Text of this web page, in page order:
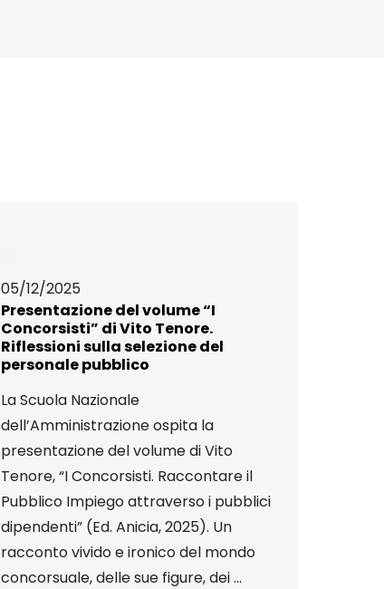
05/12/2025
Presentazione del volume “I
Concorsisti” di Vito Tenore.
Riflessioni sulla selezione del
personale pubblico
La Scuola Nazionale
dell’Amministrazione ospita la
presentazione del volume di Vito
Tenore, “I Concorsisti. Raccontare il
Pubblico Impiego attraverso i pubblici
dipendenti” (Ed. Anicia, 2025). Un
racconto vivido e ironico del mondo
concorsuale, delle sue figure, dei ...